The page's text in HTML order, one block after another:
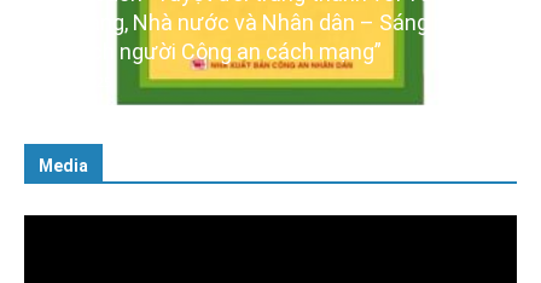
Ra mắt ba cuốn sách ảnh chào mừng Đại hội
XIV của Đảng
Media